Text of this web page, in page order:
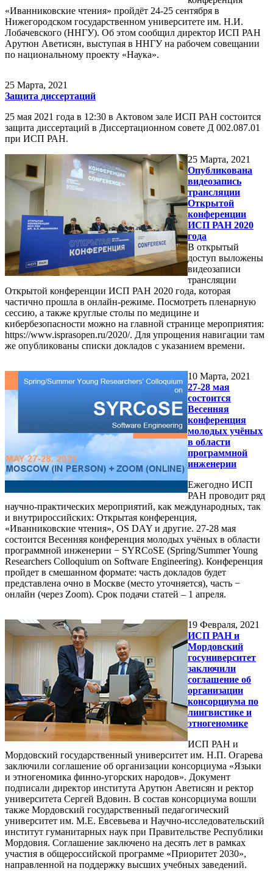
«Иванниковские чтения» пройдёт 24-25 сентября в
Нижегородском государственном университете им. Н.И.
Лобачевского (ННГУ). Об этом сообщил директор ИСП РАН
Арутюн Аветисян, выступая в ННГУ на рабочем совещании
по национальному проекту «Наука».
25 Марта, 2021
Защита диссертаций
25 мая 2021 года в 12:30 в Актовом зале ИСП РАН состоится
защита диссертаций в Диссертационном совете Д 002.087.01
при ИСП РАН.
25 Марта, 2021
Опубликована
видеозапись
трансляции
Открытой
конференции
ИСП РАН 2020
года
В открытый
доступ выложены
видеозаписи
трансляции
Открытой конференции ИСП РАН 2020 года, которая
частично прошла в онлайн-режиме. Посмотреть пленарную
сессию, а также круглые столы по медицине и
кибербезопасности можно на главной странице мероприятия:
https://www.isprasopen.ru/2020/. Для упрощения навигации там
же опубликованы списки докладов с указанием времени.
10 Марта, 2021
27-28 мая
состоится
Весенняя
конференция
молодых учёных
в области
программной
инженерии
Ежегодно ИСП
РАН проводит ряд
научно-практических мероприятий, как международных, так
и внутрироссийских: Открытая конференция,
«Иванниковские чтения», OS DAY и другие. 27-28 мая
состоится Весенняя конференция молодых учёных в области
программной инженерии − SYRCoSE (Spring/Summer Young
Researchers Colloquium on Software Engineering). Конференция
пройдет в смешанном формате: часть докладов будет
представлена очно в Москве (место уточняется), часть −
онлайн (через Zoom). Срок подачи статей – 1 апреля.
19 Февраля, 2021
ИСП РАН и
Мордовский
госуниверситет
заключили
соглашение об
организации
консорциума по
лингвистике и
этногеномике
ИСП РАН и
Мордовский государственный университет им. Н.П. Огарева
заключили соглашение об организации консорциума «Языки
и этногеномика финно-угорских народов». Документ
подписали директор института Арутюн Аветисян и ректор
университета Сергей Вдовин. В состав консорциума вошли
также Мордовский государственный педагогический
университет им. М.Е. Евсевьева и Научно-исследовательский
институт гуманитарных наук при Правительстве Республики
Мордовия. Соглашение заключено на десять лет в рамках
участия в общероссийской программе «Приоритет 2030»,
направленной на поддержку высших учебных заведений.